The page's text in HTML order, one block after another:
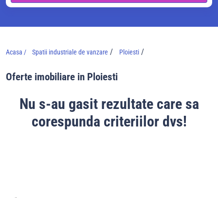
Acasa / Spatii industriale de vanzare / Ploiesti /
Oferte imobiliare in Ploiesti
Nu s-au gasit rezultate care sa
corespunda criteriilor dvs!